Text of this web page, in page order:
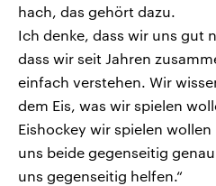
hach, das gehört dazu.
Ich denke, dass wir uns gut
dass wir seit Jahren
einfach verstehen. Wir
dem Eis, was wir spielen
Eishockey wir spielen
uns beide gegenseitig
uns gegenseitig helfen.“